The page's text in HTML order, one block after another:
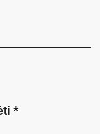
*